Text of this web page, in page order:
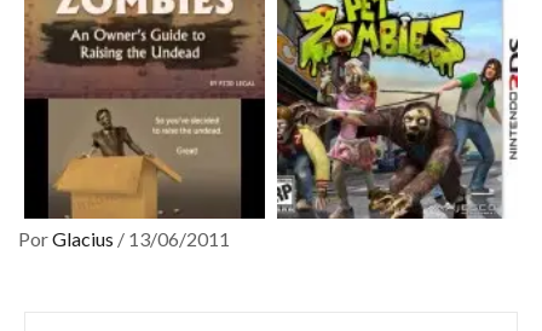
PorGlacius / 13/06/2011